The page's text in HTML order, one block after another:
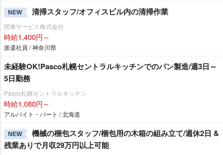
NEW 清掃スタッフ/オフィスビル内の清掃作業
関東サービス株式会社
時給1,400円～
派遣社員 / 神奈川県
未経験OK!Pasco札幌セントラルキッチンでのパン製造/週3日～
5日勤務
Pasco札幌セントラルキッチン
時給1,080円～
アルバイト・パート / 北海道
NEW
機械の梱包スタッフ/梱包用の木箱の組み立て/週休2日 &
残業ありで月収29万円以上可能